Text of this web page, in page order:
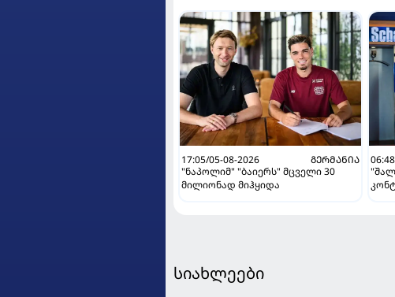
17:05/05-08-2026
ᲒᲔᲠᲛᲐᲜᲘᲐ
"ნაპოლიმ" "ბაიერს" მცველი 30
მილიონად მიჰყიდა
სიახლეები